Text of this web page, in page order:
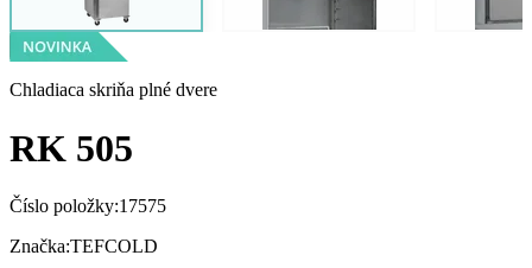
Chladiaca skriňa plné dvere
RK 505
Číslo položky:17575
Značka:TEFCOLD